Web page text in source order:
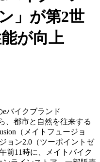
」が第2世
が向上
バイクブランド
、都市と自然を往来する
（メイトフュージョ
ョン2.0（ツーポイントゼ
前11時に、メイトバイク